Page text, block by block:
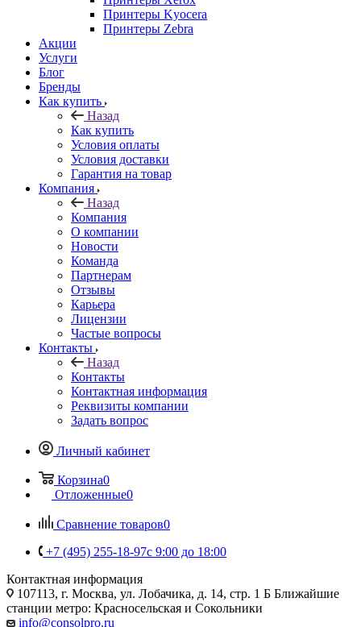
Принтеры Kyocera
Принтеры Zebra
Акции
Услуги
Блог
Бренды
Как купить
Назад
Как купить
Условия оплаты
Условия доставки
Гарантия на товар
Компания
Назад
Компания
О компании
Новости
Команда
Партнерам
Отзывы
Карьера
Лицензии
Частые вопросы
Контакты
Назад
Контакты
Контактная информация
Реквизиты компании
Задать вопрос
Личный кабинет
Корзина0
Отложенные0
Сравнение товаров0
+7 (495) 255-18-97с 9:00 до 18:00
Контактная информация
107113, г. Москва, ул. Лобачика, д. 14, стр. 1 Б Ближайшие
станции метро: Красносельская и Сокольники
info@consolpro.ru